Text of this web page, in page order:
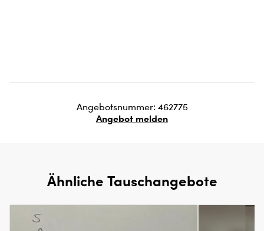
Angebotsnummer: 462775
Angebot melden
Ähnliche Tauschangebote